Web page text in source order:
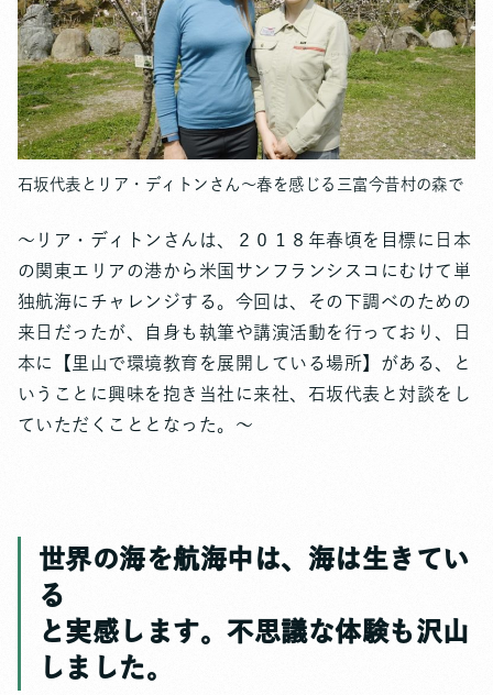
石坂代表とリア・ディトンさん～春を感じる三富今昔村の森で
～リア・ディトンさんは、２０１８年春頃を目標に日本
の関東エリアの港から米国サンフランシスコにむけて単
独航海にチャレンジする。今回は、その下調べのための
来日だったが、自身も執筆や講演活動を行っており、日
本に【里山で環境教育を展開している場所】がある、と
いうことに興味を抱き当社に来社、石坂代表と対談をし
ていただくこととなった。～
世界の海を航海中は、海は生きてい
る
と実感します。不思議な体験も沢山
しました。